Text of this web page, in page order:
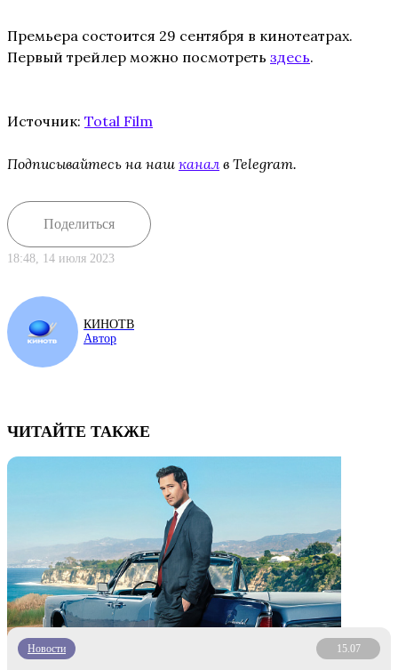
Премьера состоится 29 сентября в кинотеатрах.
Первый трейлер можно посмотреть здесь.
Источник: Total Film
Подписывайтесь на наш канал в Telegram.
Поделиться
18:48, 14 июля 2023
КИНОТВ
Автор
ЧИТАЙТЕ ТАКЖЕ
Новости 15.07